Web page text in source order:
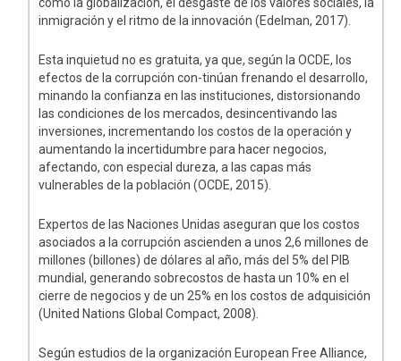
inmigración y el ritmo de la innovación (Edelman, 2017).
Esta inquietud no es gratuita, ya que, según la OCDE, los
efectos de la corrupción con-tinúan frenando el desarrollo,
minando la confianza en las instituciones, distorsionando
las condiciones de los mercados, desincentivando las
inversiones, incrementando los costos de la operación y
aumentando la incertidumbre para hacer negocios,
afectando, con especial dureza, a las capas más
vulnerables de la población (OCDE, 2015).
Expertos de las Naciones Unidas aseguran que los costos
asociados a la corrupción ascienden a unos 2,6 millones de
millones (billones) de dólares al año, más del 5% del PIB
mundial, generando sobrecostos de hasta un 10% en el
cierre de negocios y de un 25% en los costos de adquisición
(United Nations Global Compact, 2008).
Según estudios de la organización European Free Alliance,